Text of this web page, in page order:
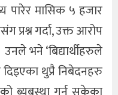
पारेर मासिक ५ हजार
प्रश्न गर्दा, उक्त आरोप
भने ‘बिद्यार्थीहरुले
थुप्रै निबेदनहरु